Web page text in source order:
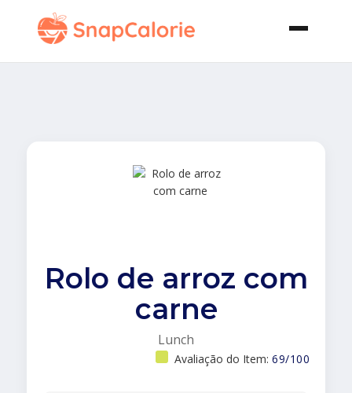
Rolo de arroz com
carne
Lunch
Avaliação do Item: 69/100